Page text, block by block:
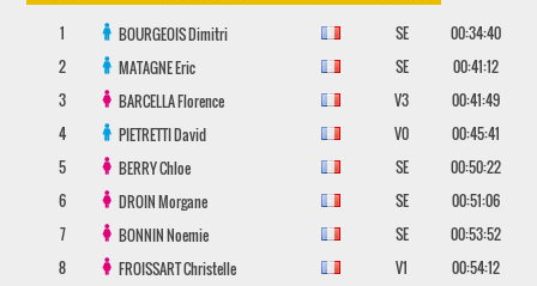
1 BOURGEOISDimitri SE
00:34:40
2
MATAGNEEric SE
00:41:12
3
BARCELLAFlorence V3
00:41:49
4
PIETRETTIDavid V0
00:45:41
5
BERRYChloe SE
00:50:22
6
DROINMorgane SE
00:51:06
7
BONNINNoemie SE
00:53:52
8
FROISSARTChristelle V1
00:54:12